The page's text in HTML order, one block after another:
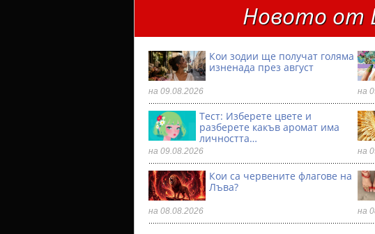
Новото от
Кои зодии ще получат голяма
изненада през август
на 09.08.2026 на
Тест: Изберете цвете и
разберете какъв аромат има
личността…
на 09.08.2026 на
Кои са червените флагове на
Лъва?
на 08.08.2026 на